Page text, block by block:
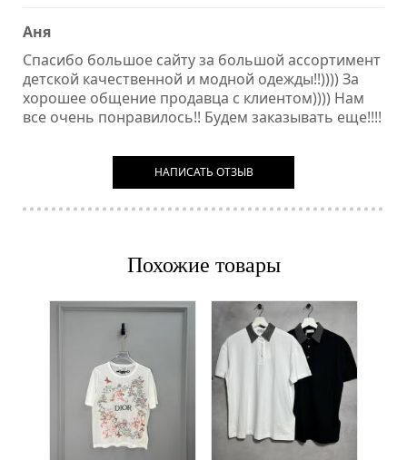
Аня
Спасибо большое сайту за большой ассортимент
детской качественной и модной одежды!!)))) За
хорошее общение продавца с клиентом)))) Нам
все очень понравилось!! Будем заказывать еще!!!!
НАПИСАТЬ ОТЗЫВ
Похожие товары